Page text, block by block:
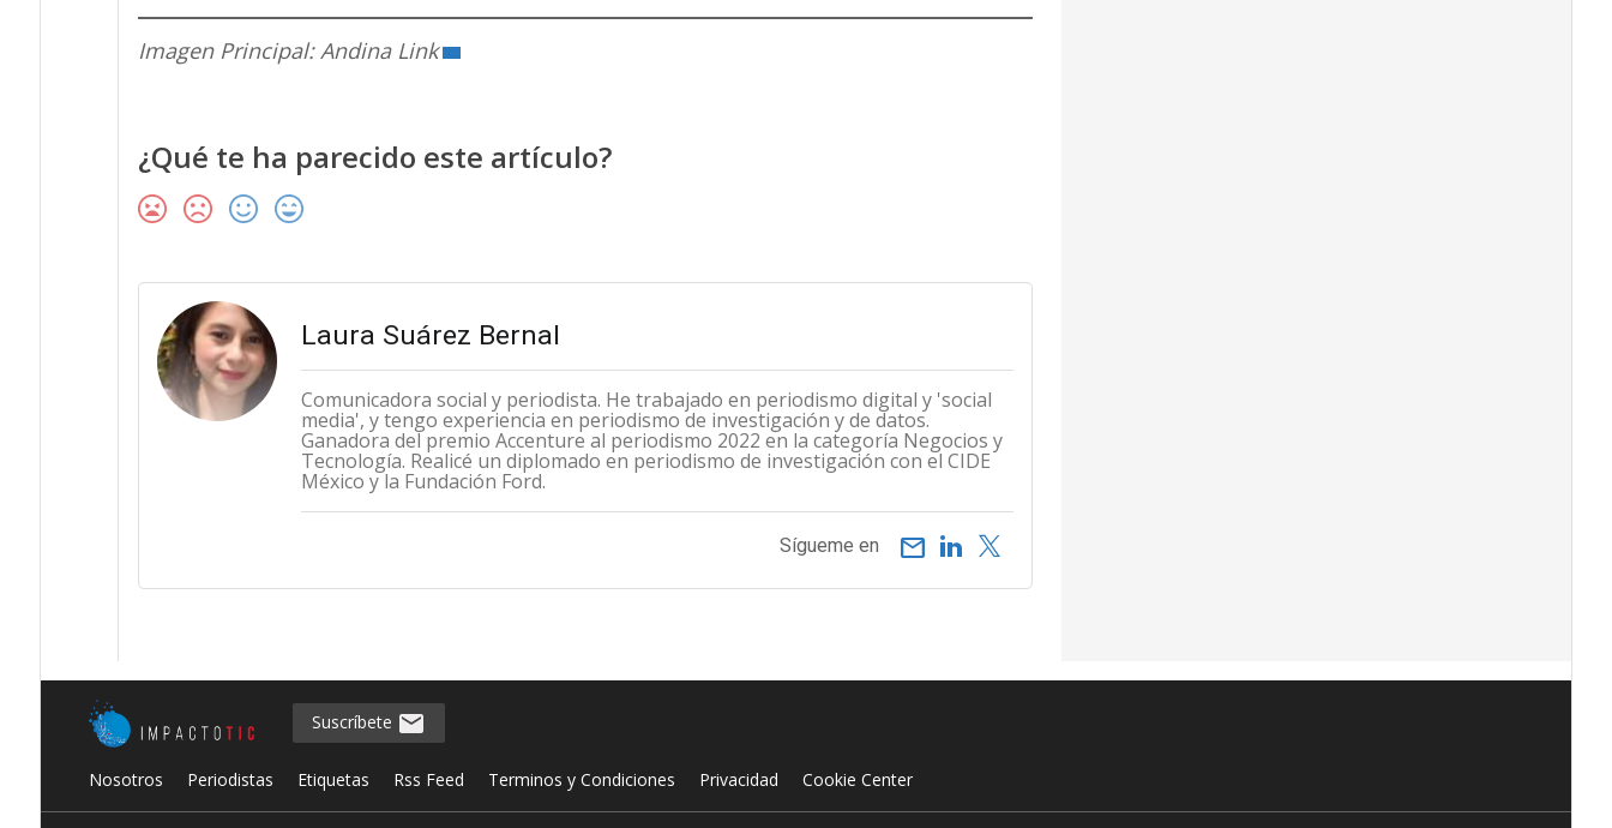
Imagen Principal: Andina Link
¿Qué te ha parecido este artículo?
Laura Suárez Bernal
Comunicadora social y periodista. He trabajado en periodismo digital y 'social
media', y tengo experiencia en periodismo de investigación y de datos.
Ganadora del premio Accenture al periodismo 2022 en la categoría Negocios y
Tecnología. Realicé un diplomado en periodismo de investigación con el CIDE
México y la Fundación Ford.
email
Sígueme en
Suscríbete
Nosotros Periodistas Etiquetas Rss Feed Terminos y Condiciones Privacidad Cookie Center